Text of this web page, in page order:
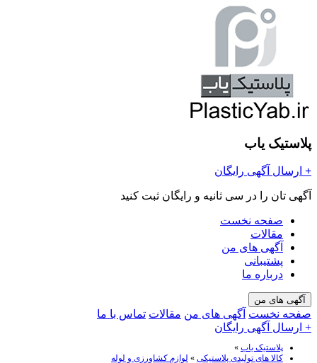
پلاستیک یاب
+ ارسال آگهی رایگان
آگهی تان را در سی ثانیه و رایگان ثبت کنید
صفحه نخست
مقالات
آگهی های من
پشتیبانی
درباره ما
آگهی های من
صفحه نخست آگهی های من مقالات تماس با ما
+ ارسال آگهی رایگان
پلاستیک یاب »
کالا های تولیدی پلاستیکی » لوازم کشاورزی و لوله